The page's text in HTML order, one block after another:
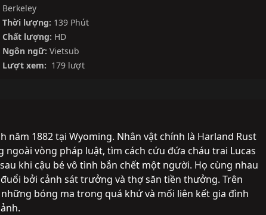
Berkeley
Thời lượng: 139 Phút
Chất lượng: HD
Ngôn ngữ: Vietsub
Lượt xem: 179 lượt
năm 1882 tại Wyoming. Nhân vật chính là Harland Rust
ngoài vòng pháp luật, tìm cách cứu đứa cháu trai Lucas
khi cậu bé vô tình bắn chết một người. Họ cùng nhau
bởi cảnh sát trưởng và thợ săn tiền thưởng. Trên
bóng ma trong quá khứ và mối liên kết gia đình